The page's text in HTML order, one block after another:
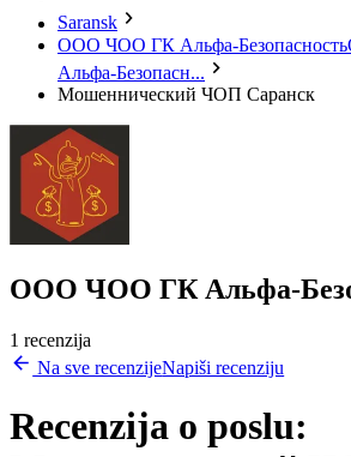
Saransk
ООО ЧОО ГК Альфа-Безопасность
Альфа-Безопасн...
Мошеннический ЧОП Саранск
ООО ЧОО ГК Альфа-
1 recenzija
Na sve recenzijeNapiši recenziju
Recenzija o poslu: